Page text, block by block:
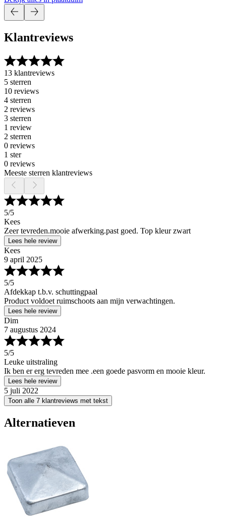
Klantreviews
13 klantreviews
5 sterren
10 reviews
4 sterren
2 reviews
3 sterren
1 review
2 sterren
0 reviews
1 ster
0 reviews
Meeste sterren klantreviews
5/5
Kees
Zeer tevreden.mooie afwerking.past goed. Top kleur zwart
Lees hele review
Kees
9 april 2025
5/5
Afdekkap t.b.v. schuttingpaal
Product voldoet ruimschoots aan mijn verwachtingen.
Lees hele review
Dim
7 augustus 2024
5/5
Leuke uitstraling
Ik ben er erg tevreden mee .een goede pasvorm en mooie kleur.
Lees hele review
5 juli 2022
Toon alle 7 klantreviews met tekst
Alternatieven